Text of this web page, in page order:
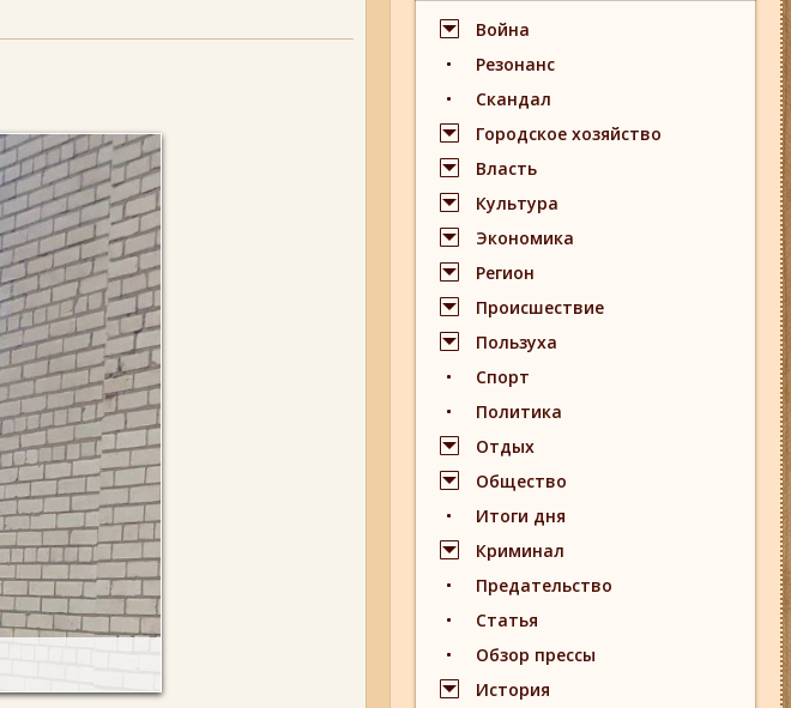
Война
Резонанс
Скандал
Городское хозяйство
Власть
Культура
Экономика
Регион
Происшествие
Пользуха
Спорт
Политика
Отдых
Общество
Итоги дня
Криминал
Предательство
Статья
Обзор прессы
История